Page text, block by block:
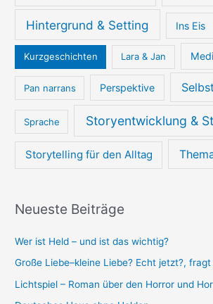
Hintergrund & Setting Ins Eis
Kurzgeschichten Lara & Jan
Pan narrans Perspektive
Sprache Storyentwicklung &
Storytelling für den Alltag
Neueste Beiträge
Wer ist Held – und ist das wichtig?
Große Liebe–kleine Liebe? Echt jetzt?,
Lichtspiel – Roman über den Horror und